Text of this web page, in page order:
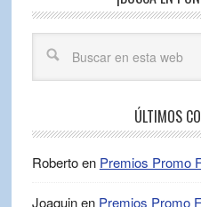
ÚLTIMOS
Robertoen Premios Promo
Joaquinen Premios Promo